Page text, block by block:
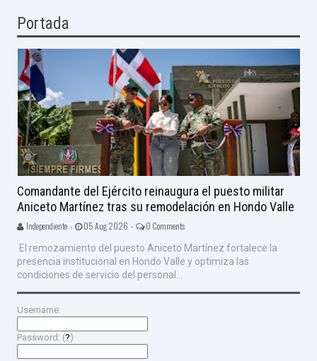
Portada
Comandante del Ejército reinaugura el puesto militar
Aniceto Martínez tras su remodelación en Hondo Valle
Independiente - 05 Aug 2026 - 0 Comments
El remozamiento del puesto Aniceto Martínez fortalece la
presencia institucional en Hondo Valle y optimiza las
condiciones de servicio del personal...
Username:
Password: (?)